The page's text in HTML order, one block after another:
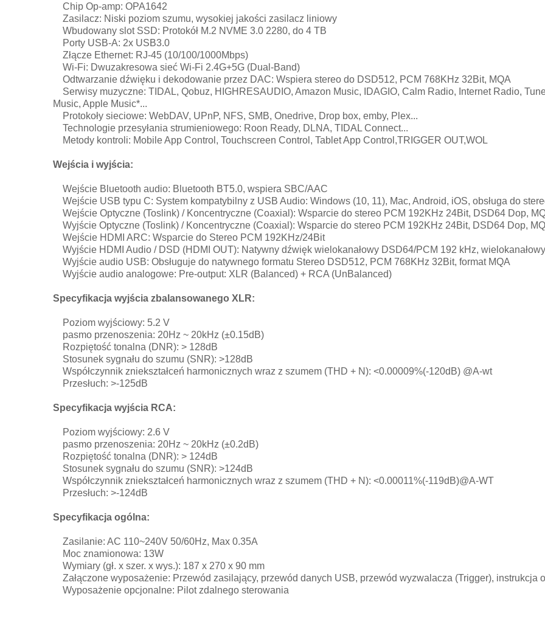
Chip Op-amp: OPA1642
Zasilacz: Niski poziom szumu, wysokiej jakości zasilacz liniowy
Wbudowany slot SSD: Protokół M.2 NVME 3.0 2280, do 4 TB
Porty USB-A: 2x USB3.0
Złącze Ethernet: RJ-45 (10/100/1000Mbps)
Wi-Fi: Dwuzakresowa sieć Wi-Fi 2.4G+5G (Dual-Band)
Odtwarzanie dźwięku i dekodowanie przez DAC: Wspiera stereo do DSD512, PCM 768KHz 32Bit, MQA
Serwisy muzyczne: TIDAL, Qobuz, HIGHRESAUDIO, Amazon Music, IDAGIO, Calm Radio, Internet Radio,
Music, Apple Music*...
Protokoły sieciowe: WebDAV, UPnP, NFS, SMB, Onedrive, Drop box, emby, Plex...
Technologie przesyłania strumieniowego: Roon Ready, DLNA, TIDAL Connect...
Metody kontroli: Mobile App Control, Touchscreen Control, Tablet App Control,TRIGGER OUT,WOL
Wejścia i wyjścia:
Wejście Bluetooth audio: Bluetooth BT5.0, wspiera SBC/AAC
Wejście USB typu C: System kompatybilny z USB Audio: Windows (10, 11), Mac, Android, iOS, obsługa do
Wejście Optyczne (Toslink) / Koncentryczne (Coaxial): Wsparcie do stereo PCM 192KHz 24Bit, DSD64 Dop,
Wyjście Optyczne (Toslink) / Koncentryczne (Coaxial): Wsparcie do stereo PCM 192KHz 24Bit, DSD64 Dop,
Wejście HDMI ARC: Wsparcie do Stereo PCM 192KHz/24Bit
Wyjście HDMI Audio / DSD (HDMI OUT): Natywny dźwięk wielokanałowy DSD64/PCM 192 kHz,
Wyjście audio USB: Obsługuje do natywnego formatu Stereo DSD512, PCM 768KHz 32Bit, format MQA
Wyjście audio analogowe: Pre-output: XLR (Balanced) + RCA (UnBalanced)
Specyfikacja wyjścia zbalansowanego XLR:
Poziom wyjściowy: 5.2 V
pasmo przenoszenia: 20Hz ~ 20kHz (±0.15dB)
Rozpiętość tonalna (DNR): > 128dB
Stosunek sygnału do szumu (SNR): >128dB
Współczynnik zniekształceń harmonicznych wraz z szumem (THD + N): <0.00009%(-120dB) @A-wt
Przesłuch: >-125dB
Specyfikacja wyjścia RCA:
Poziom wyjściowy: 2.6 V
pasmo przenoszenia: 20Hz ~ 20kHz (±0.2dB)
Rozpiętość tonalna (DNR): > 124dB
Stosunek sygnału do szumu (SNR): >124dB
Współczynnik zniekształceń harmonicznych wraz z szumem (THD + N): <0.00011%(-119dB)@A-WT
Przesłuch: >-124dB
Specyfikacja ogólna:
Zasilanie: AC 110~240V 50/60Hz, Max 0.35A
Moc znamionowa: 13W
Wymiary (gł. x szer. x wys.): 187 x 270 x 90 mm
Załączone wyposażenie: Przewód zasilający, przewód danych USB, przewód wyzwalacza (Trigger), instrukcja
Wyposażenie opcjonalne: Pilot zdalnego sterowania